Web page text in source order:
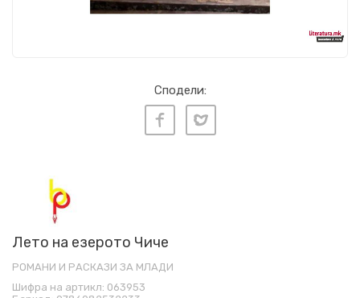
Сподели:
Лето на езерото Чиче
РОМАНИ И РАСКАЗИ ЗА МЛАДИ
Шифра на артикл: 063953